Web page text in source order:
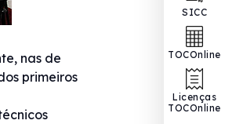
SICC
TOCOnline
Licenças
TOCOnline
nas de
primeiros